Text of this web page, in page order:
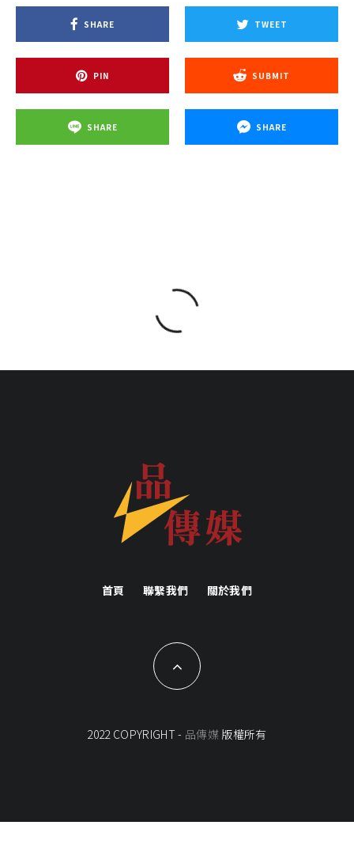
SHARE TWEET
PIN SUBMIT
SHARE SHARE
首頁 聯繫我們 關於我們
2022 COPYRIGHT - 品傳媒 版權所有